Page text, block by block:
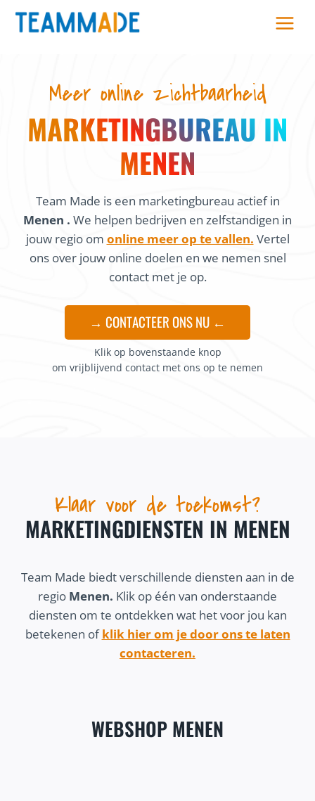
Skip
Meer online zichtbaarheid
MARKETINGBUREAU IN
MENEN
Team Made is een marketingbureau actief in
Menen . We helpen bedrijven en zelfstandigen in
jouw regio om online meer op te vallen. Vertel
ons over jouw online doelen en we nemen snel
contact met je op.
→ CONTACTEER ONS NU ←
Klik op bovenstaande knop
om vrijblijvend contact met ons op te nemen
Klaar voor de toekomst?
MARKETINGDIENSTEN IN MENEN
Team Made biedt verschillende diensten aan in de
regio Menen. Klik op één van onderstaande
diensten om te ontdekken wat het voor jou kan
betekenen ofklik hier om je door ons te laten
contacteren.
WEBSHOP MENEN